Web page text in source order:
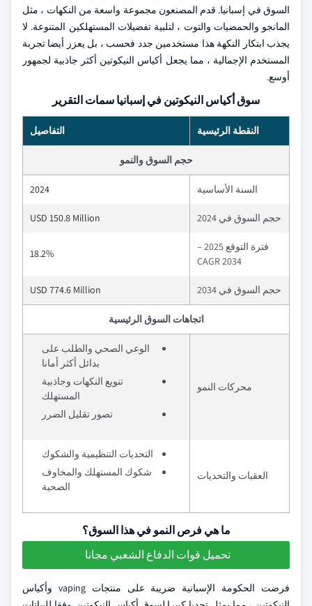
السوق في إسبانيا. قدم المصنعون مجموعة واسعة من النكهات ، مثل
المانجو والحمضيات والتوت ، لتلبية تفضيلات المستهلكين المتنوعة. لا
يجذب ابتكار النكهة هذا مستخدمين جدد فحسب ، بل يعزز أيضا تجربة
المستخدم الإجمالية ، مما يجعل أكياس النيكوتين أكثر جاذبية لجمهور
أوسع.
سوق أكياس النيكوتين في إسبانيا سمات التقرير
النقطة الرئيسية التفاصيل
حجم السوق والنمو
السنة الأساسية 2024
حجم السوق في 2024 USD 150.8 Million
فترة التوقع 2025 –
2034 CAGR
18.2%
حجم السوق في 2034 USD 774.6 Million
اتجاهات السوق الرئيسية
محركات النمو
الوعي الصحي والطلب على
بدائل أكثر أمانا
تنويع النكهات وجاذبية
المستهلك
تصور تقليل الضرر
العقبات والتحديات
التحديات التنظيمية والشكوك
شكوك المستهلك والمخاوف
الصحية
ما هي فرص النمو في هذا السوق؟
تحميل قوات الدفاع الشعبي مجانا
فرضت الحكومة الإسبانية ضريبة على منتجات vaping وأكياس